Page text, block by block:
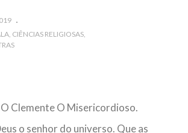
DE 2013
e Início de Muharam
parabeniza a nação islâmica pela chegada
de 1435 Hejrita. Desejamos a
irmãs um novo
DE 2013
do Imam Ali Ibn Al-Hussein
CIÊNCIAS RELIGIOSAS
O Clemente O Misericordioso.
o senhor do universo. Que as